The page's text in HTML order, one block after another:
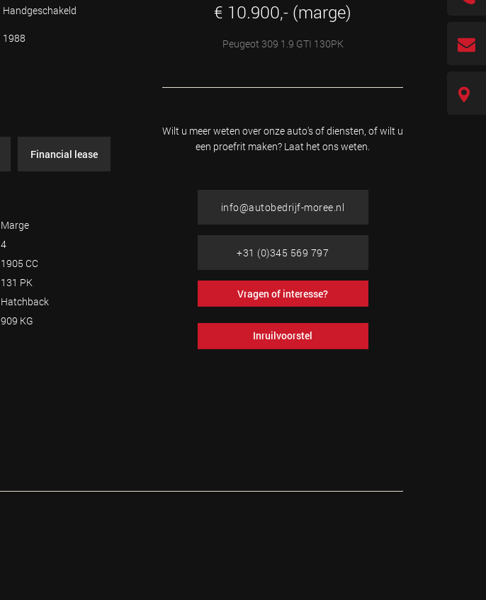
Handgeschakeld
1988
Financial lease
Marge
4
1905 CC
131 PK
Hatchback
909 KG
€ 10.900,- (marge)
Peugeot 309 1.9 GTI 130PK
Wilt u meer weten over onze auto's of diensten, of wilt u
een proefrit maken? Laat het ons weten.
info@autobedrijf-moree.nl
+31 (0)345 569 797
Vragen of interesse?
Inruilvoorstel